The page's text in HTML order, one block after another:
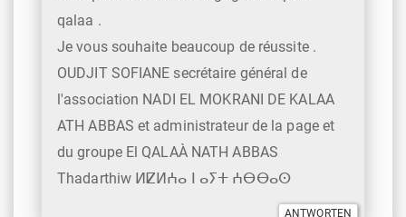
qalaa .
Je vous souhaite beaucoup de réussite .
OUDJIT SOFIANE secrétaire général de
l'association NADI EL MOKRANI DE KALAA
ATH ABBAS et administrateur de la page et
du groupe El QALAÀ NATH ABBAS
Thadarthiw ⵍⵇⵍⵄⴰ ⵏ ⴰⵢⵜ ⵄⴱⴱⴰⵙ